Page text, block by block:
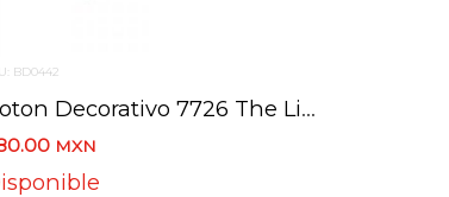
BD0442
Boton Decorativo 7726 The Little Mermaid Disney
MXN